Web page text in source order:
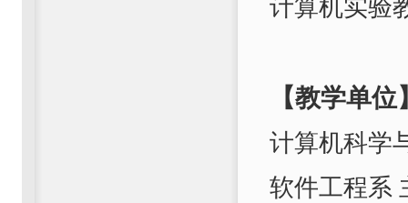
计算机实验
【教学单位
计算机科学
软件工程系